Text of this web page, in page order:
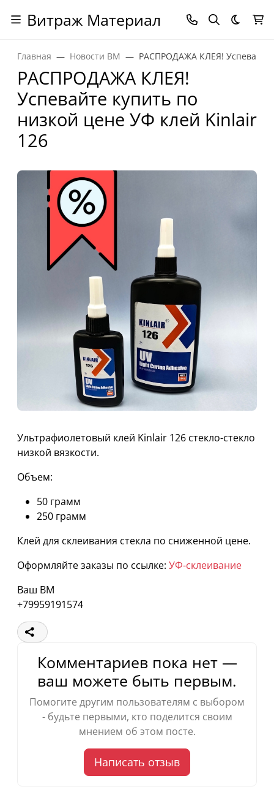
Витраж Материал Темная
Главная Новости ВМ РАСПРОДАЖА КЛЕЯ! Успевайте
РАСПРОДАЖА КЛЕЯ!
Успевайте купить по
низкой цене УФ клей Kinlair
126
Ультрафиолетовый клей Kinlair 126 стекло-стекло
низкой вязкости.
Объем:
50 грамм
250 грамм
Клей для склеивания стекла по сниженной цене.
Оформляйте заказы по ссылке: УФ-склеивание
Ваш ВМ
+79959191574
Комментариев пока нет —
ваш можете быть первым.
Помогите другим пользователям с выбором
- будьте первыми, кто поделится своим
мнением об этом посте.
Написать отзыв